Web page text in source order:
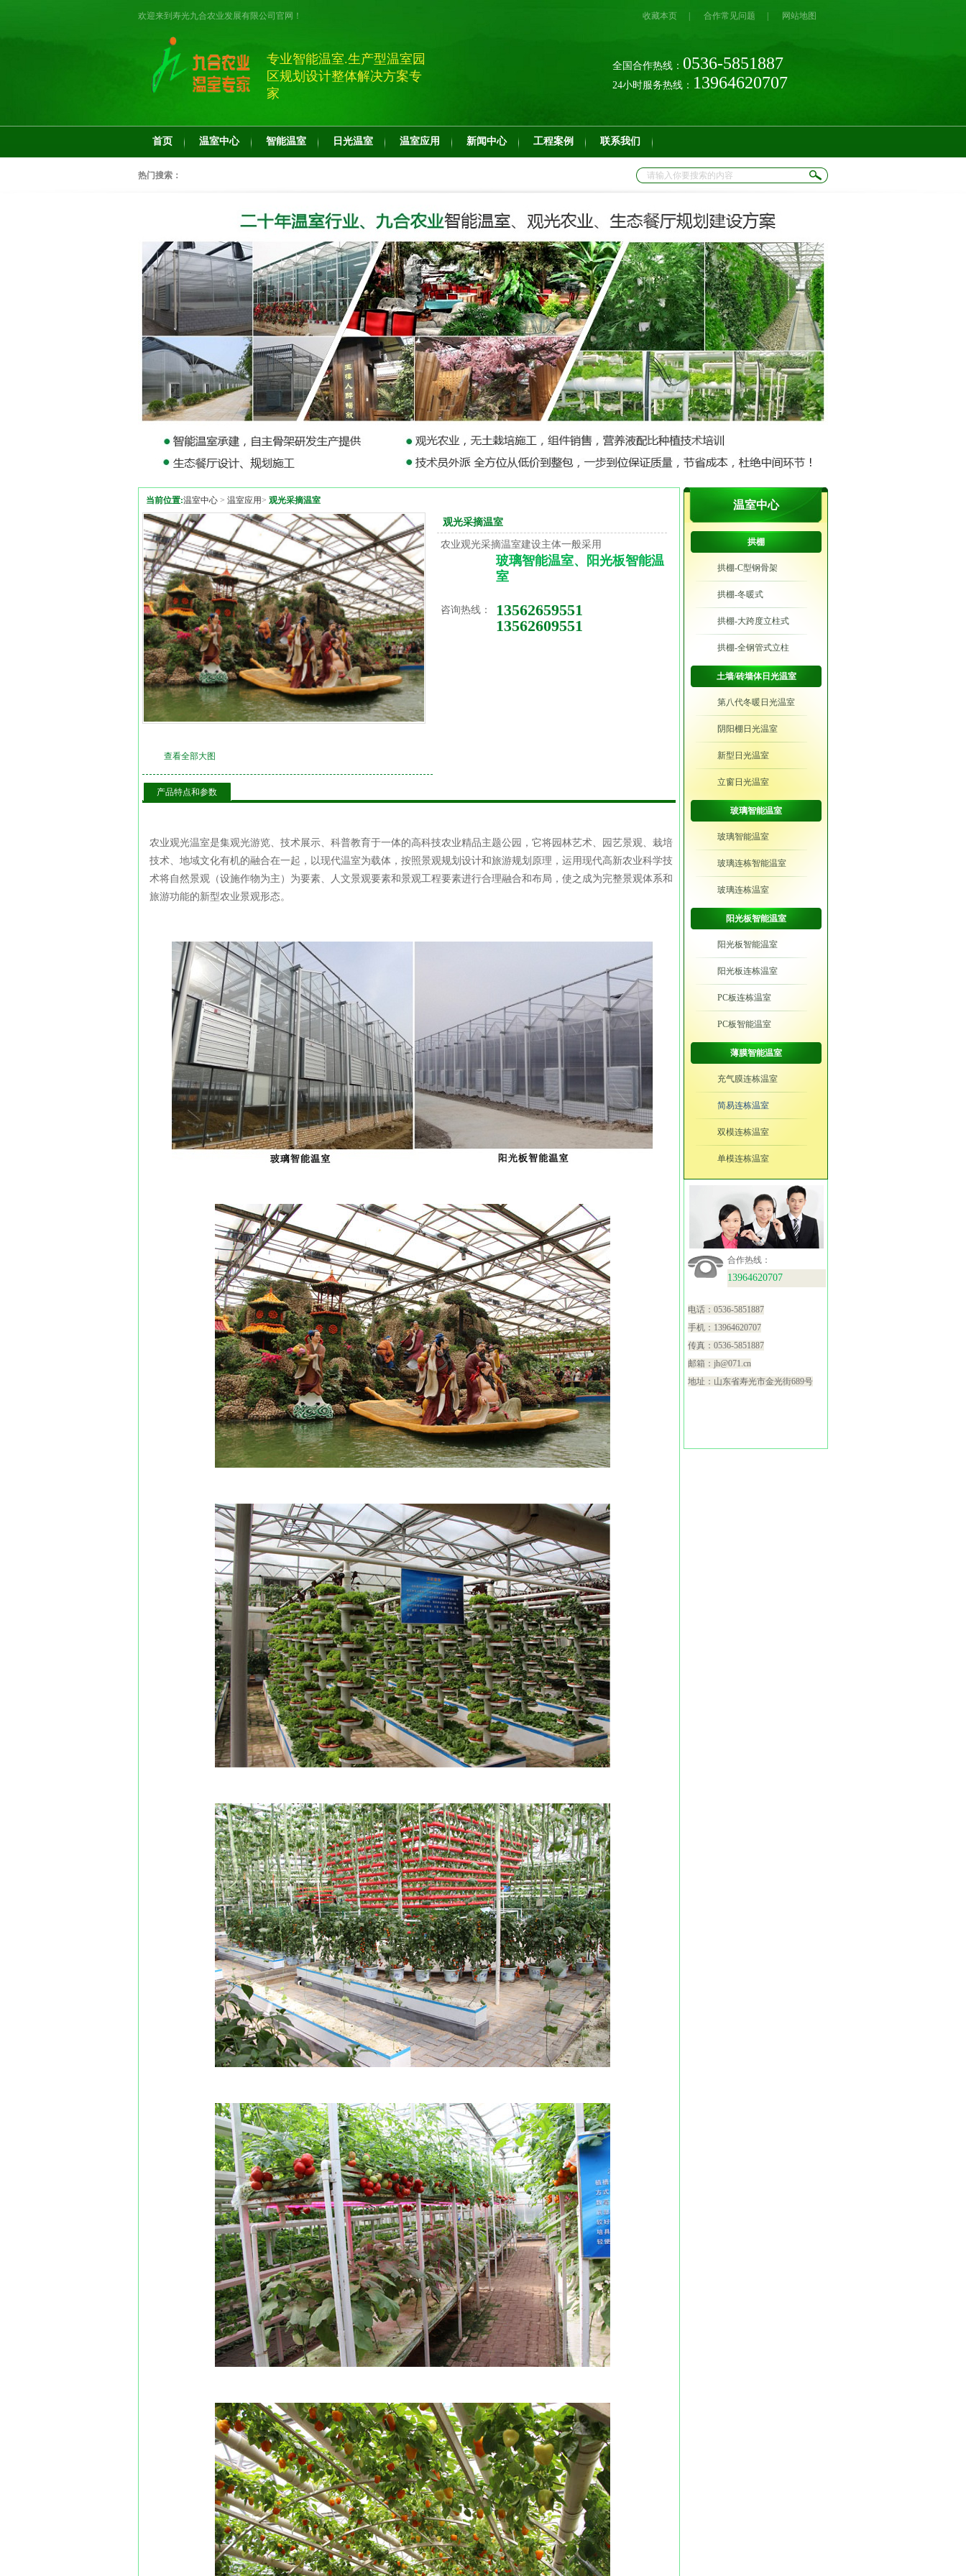
收藏本页 合作常见问题 网站地图
欢迎来到寿光九合农业发展有限公司官网！
专业智能温室.生产型温室园
区规划设计整体解决方案专
家
全国合作热线： 0536-5851887
24小时服务热线： 13964620707
首页 温室中心 智能温室 日光温室 温室应用 新闻中心 工程案例 联系我们
热门搜索：
当前位置:温室中心 > 温室应用> 观光采摘温室
查看全部大图
观光采摘温室
农业观光采摘温室建设主体一般采用
玻璃智能温室、阳光板智能温
室
咨询热线：
13562659551
13562609551
产品特点和参数
农业观光温室是集观光游览、技术展示、科普教育于一体的高科技农业精品主题公园，它将园林艺术、园艺景观、栽培
技术、地域文化有机的融合在一起，以现代温室为载体，按照景观规划设计和旅游规划原理，运用现代高新农业科学技
术将自然景观（设施作物为主）为要素、人文景观要素和景观工程要素进行合理融合和布局，使之成为完整景观体系和
旅游功能的新型农业景观形态。
温室中心
拱棚
拱棚-C型钢骨架
拱棚-冬暖式
拱棚-大跨度立柱式
拱棚-全钢管式立柱
土墙/砖墙体日光温室
第八代冬暖日光温室
阴阳棚日光温室
新型日光温室
立窗日光温室
玻璃智能温室
玻璃智能温室
玻璃连栋智能温室
玻璃连栋温室
阳光板智能温室
阳光板智能温室
阳光板连栋温室
PC板连栋温室
PC板智能温室
薄膜智能温室
充气膜连栋温室
简易连栋温室
双模连栋温室
单模连栋温室
合作热线：
13964620707
电话：0536-5851887
手机：13964620707
传真：0536-5851887
邮箱：jh@071.cn
地址：山东省寿光市金光街689号